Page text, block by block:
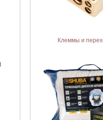
Клеммы и